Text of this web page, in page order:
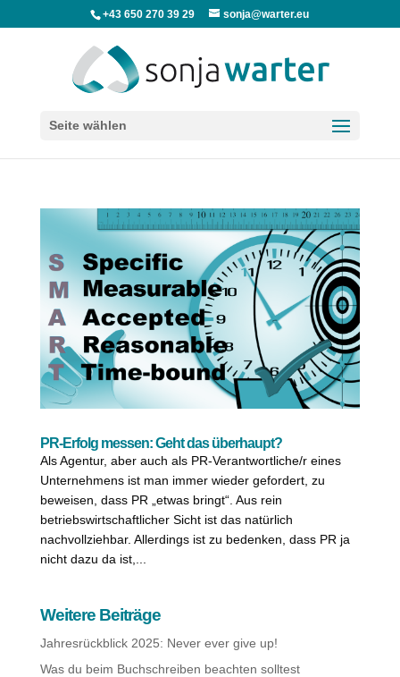
+43 650 270 39 29 sonja@warter.eu
Seite wählen
PR-Erfolg messen: Geht das überhaupt?
Als Agentur, aber auch als PR-Verantwortliche/r eines
Unternehmens ist man immer wieder gefordert, zu
beweisen, dass PR „etwas bringt“. Aus rein
betriebswirtschaftlicher Sicht ist das natürlich
nachvollziehbar. Allerdings ist zu bedenken, dass PR ja
nicht dazu da ist,...
Weitere Beiträge
Jahresrückblick 2025: Never ever give up!
Was du beim Buchschreiben beachten solltest